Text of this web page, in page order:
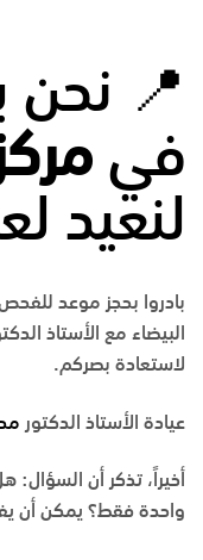
📍 نحن
في
لنعيد
بادروا بحجز موعد
البيضاء مع الأستاذ
لاستعادة بصركم.
عيادة الأستاذ الدكتور
أخيراً، تذكر أن السؤال:
واحدة فقط؟ يمكن أن